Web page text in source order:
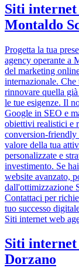
Siti internet
Montaldo
Progetta la tua
agency operante a
del marketing
internazionale.
rinnovare quella
le tue esigenze. Il
Google in SEO e
obiettivi realistici e
conversion-friendly
valore della tua
personalizzate e
investimento. Se
website avanzato,
dall'ottimizzazione
Contattaci per
tuo successo
Siti internet web
Siti internet
Dorzano